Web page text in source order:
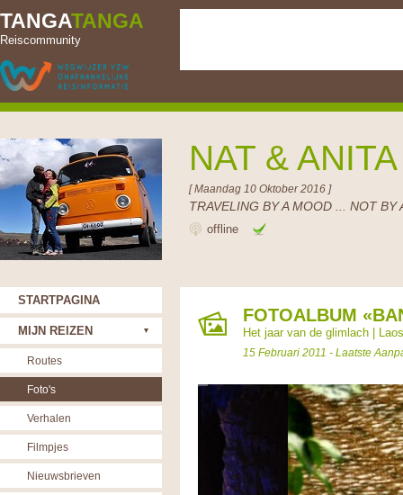
TANGATANGA
Reiscommunity
NAT &
[ Maandag 10 Oktober 2016 ]
TRAVELING BY A MOOD ... NOT BY
offline
FOTOALBUM
Het jaar van de glimlach Laos
15 Februari 2011 - Laatste
STARTPAGINA
MIJN REIZEN
Routes
Foto's
Verhalen
Filmpjes
Nieuwsbrieven